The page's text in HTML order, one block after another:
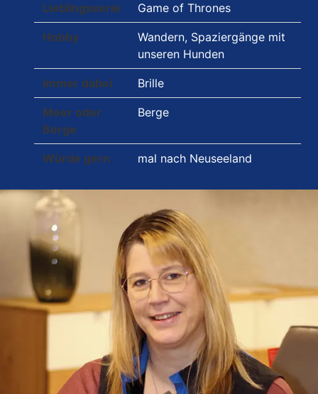
Lieblingsserie Game of Thrones
Hobby
Wandern, Spaziergänge mit
unseren Hunden
Immer dabei Brille
Meer oder
Berge
Berge
Würde gern mal nach Neuseeland